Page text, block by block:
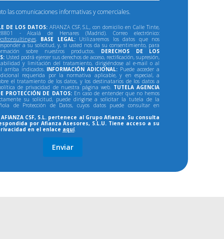
las comunicaciones informativas y comerciales.
DE LOS DATOS:AFIANZA CSF, S.L., con domicilio en Calle Tinte,
- Alcalá de Henares (Madrid). Correo electrónico:
. BASE LEGAL:Utilizaremos los datos que nos
a su solicitud, y, si usted nos da su consentimiento, para
sobre nuestros productos. DERECHOS DE LOS
Usted podrá ejercer sus derechos de acceso, rectificación, supresión,
y limitación del tratamiento, dirigiéndose al e-mail o al
arriba indicados. INFORMACIÓN ADICIONAL: Puede acceder a
requerida por la normativa aplicable, y en especial, a
el tratamiento de los datos, y los destinatarios de los datos a
de privacidad de nuestra página web. TUTELA AGENCIA
PROTECCIÓN DE DATOS:En caso de entender que no hemos
su solicitud, puede dirigirse a solicitar la tutela de la
de Protección de Datos, cuyos datos puede consultar en
CSF, S.L. pertenece al Grupo Afianza. Su consulta
por Afianza Asesores, S.L.U. Tiene acceso a su
en el enlace aquí.